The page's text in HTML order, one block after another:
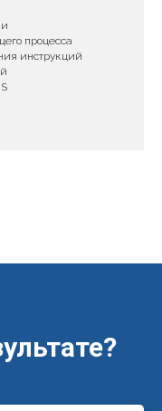
процесса
инструкций